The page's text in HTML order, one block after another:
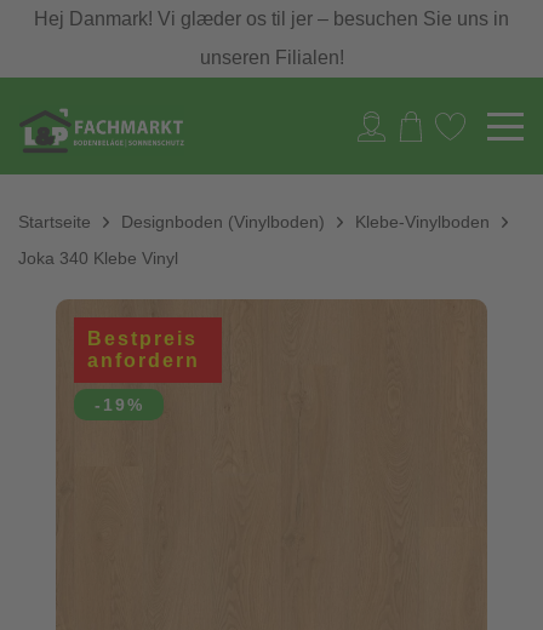
Hej Danmark! Vi glæder os til jer – besuchen Sie uns in
unseren Filialen!
Startseite Designboden (Vinylboden)
Klebe-Vinylboden
Joka 340 Klebe Vinyl
Bestpreis
anfordern
-19%